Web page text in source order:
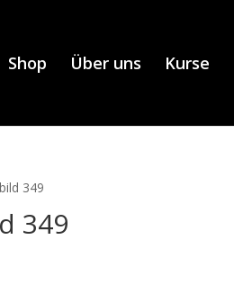
Shop Über uns Kurse
349
349